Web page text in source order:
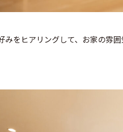
みをヒアリングして、お家の雰